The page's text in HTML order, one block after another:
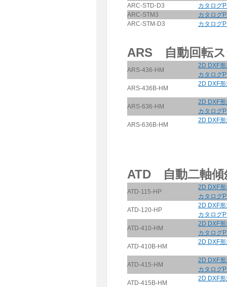
ARC-STD-D3
カタログ
ARC-STM3
カタログ
ARC-STM-D3
カタログ
ARS 自動回転
ARS-436-HM
2D DXF
カタログ
ARS-436B-HM
2D DXF
ARS-636-HM
2D DXF
カタログ
ARS-636B-HM
2D DXF
ATD 自動二軸傾
ATD-115-HP
2D DXF
カタログ
ATD-120-HP
2D DXF
カタログ
ATD-410-HM
2D DXF
カタログ
ATD-410B-HM
2D DXF
ATD-415-HM
2D DXF
カタログ
ATD-415B-HM
2D DXF